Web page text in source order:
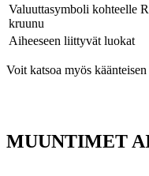
Valuuttasymboli kohteelle
kruunu
Aiheeseen liittyvät luokat
Voit katsoa myös
MUUNTIMET